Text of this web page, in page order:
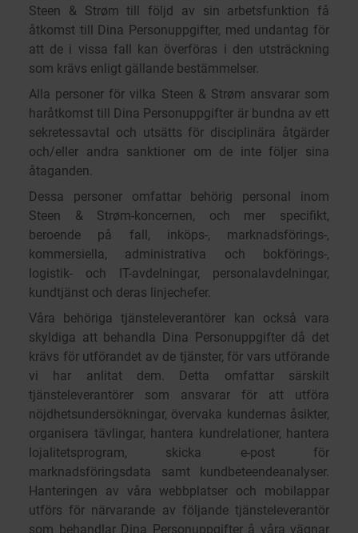
Steen & Strøm till följd av sin arbetsfunktion få
åtkomst till Dina Personuppgifter, med undantag för
att de i vissa fall kan överföras i den utsträckning
som krävs enligt gällande bestämmelser.
Alla personer för vilka Steen & Strøm ansvarar som
haråtkomst till Dina Personuppgifter är bundna av ett
sekretessavtal och utsätts för disciplinära åtgärder
och/eller andra sanktioner om de inte följer sina
åtaganden.
Dessa personer omfattar behörig personal inom
Steen & Strøm-koncernen, och mer specifikt,
beroende på fall, inköps-, marknadsförings-,
kommersiella, administrativa och bokförings-,
logistik- och IT-avdelningar, personalavdelningar,
kundtjänst och deras linjechefer.
Våra behöriga tjänsteleverantörer kan också vara
skyldiga att behandla Dina Personuppgifter då det
krävs för utförandet av de tjänster, för vars utförande
vi har anlitat dem. Detta omfattar särskilt
tjänsteleverantörer som ansvarar för att utföra
nöjdhetsundersökningar, övervaka kundernas åsikter,
organisera tävlingar, hantera kundrelationer, hantera
lojalitetsprogram, skicka e-post för
marknadsföringsdata samt kundbeteendeanalyser.
Hanteringen av våra webbplatser och mobilappar
utförs för närvarande av följande tjänsteleverantör
som behandlar Dina Personuppgifter å våra vägnar